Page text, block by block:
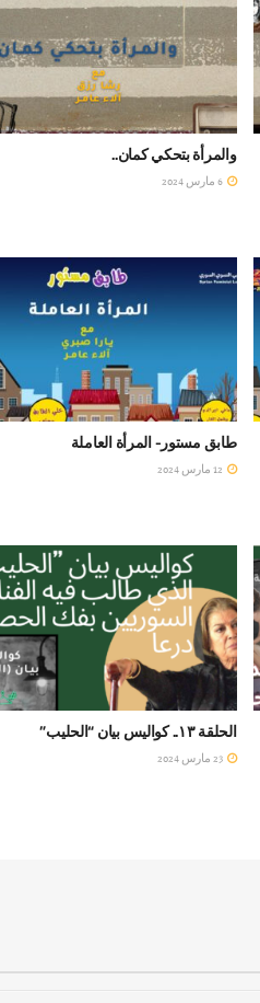
والمرأة بتحكي كمان..
6 مارس 2024
طابق مستور- المرأة العاملة
الحلقة ١٣.. كواليس بيان “الحليب”
23 مارس 2024